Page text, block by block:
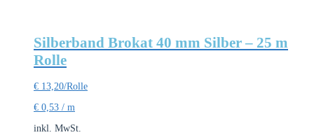
Silberband Brokat 40 mm Silber – 25 m
Rolle
€ 13,20/Rolle
€ 0,53 / m
inkl. MwSt.